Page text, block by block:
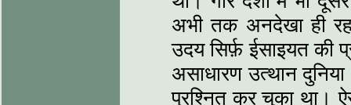
अभी तक अनदेखा ही
उदय सिर्फ़ ईसाइयत की
असाधारण उत्थान
प्रश्नित कर चुका था।